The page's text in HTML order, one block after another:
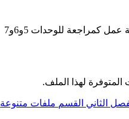
المتوفرة لهذا الملف.
الثاني القسم ملفات متنوعة